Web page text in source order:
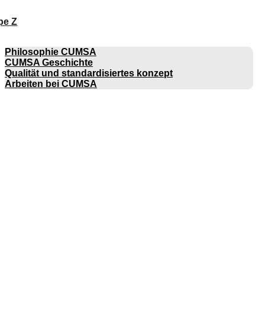
Z
Philosophie CUMSA
CUMSA Geschichte
Qualität und standardisiertes konzept
Arbeiten bei CUMSA